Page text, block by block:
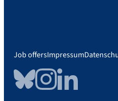
Job offersImpressum
BlueskyInstagramLinkedIn